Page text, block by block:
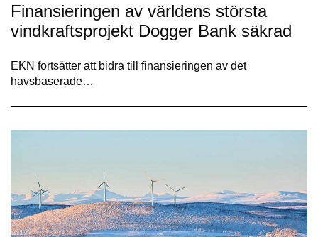
Finansieringen av världens största
vindkraftsprojekt Dogger Bank säkrad
EKN fortsätter att bidra till finansieringen av det
havsbaserade…